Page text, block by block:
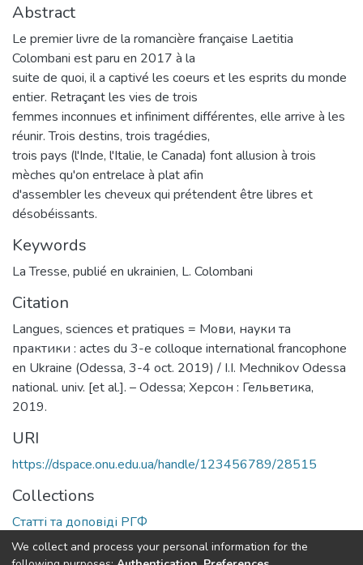
Abstract
Le premier livre de la romancière française Laetitia
Colombani est paru en 2017 à la
suite de quoi, il a captivé les coeurs et les esprits du monde
entier. Retraçant les vies de trois
femmes inconnues et infiniment différentes, elle arrive à les
réunir. Trois destins, trois tragédies,
trois pays (l'Inde, l'Italie, le Canada) font allusion à trois
mèches qu'on entrelace à plat afin
d'assembler les cheveux qui prétendent être libres et
désobéissants.
Keywords
La Tresse, publié en ukrainien, L. Colombani
Citation
Langues, sciences et pratiques = Мови, науки та
практики : actes du 3-e colloque international francophone
en Ukraine (Odessa, 3-4 oct. 2019) / I.I. Mechnikov Odessa
national. univ. [et al.]. – Odessa; Херсон : Гельветика,
2019.
URI
https://dspace.onu.edu.ua/handle/123456789/28515
Collections
Статті та доповіді РГФ
Full item page
We collect and process your personal information for the